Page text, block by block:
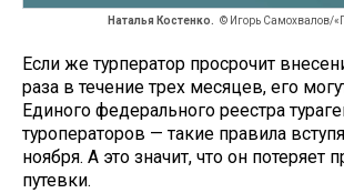
Наталья Костенко. © Игорь Самохвалов/
Если же турператор просрочит
раза в течение трех месяцев, его
Единого федерального реестра
туроператоров — такие правила
ноября. А это значит, что он потеряет
путевки.